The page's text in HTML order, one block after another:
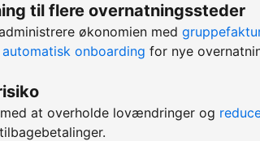
til flere overnatningssteder
økonomien med
automatisk onboarding for nye
at overholde lovændringer og